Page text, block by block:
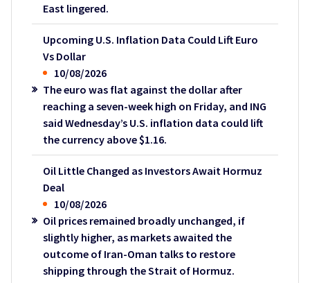
East lingered.
Upcoming U.S. Inflation Data Could Lift Euro
Vs Dollar
10/08/2026
The euro was flat against the dollar after
reaching a seven-week high on Friday, and ING
said Wednesday’s U.S. inflation data could lift
the currency above $1.16.
Oil Little Changed as Investors Await Hormuz
Deal
10/08/2026
Oil prices remained broadly unchanged, if
slightly higher, as markets awaited the
outcome of Iran-Oman talks to restore
shipping through the Strait of Hormuz.